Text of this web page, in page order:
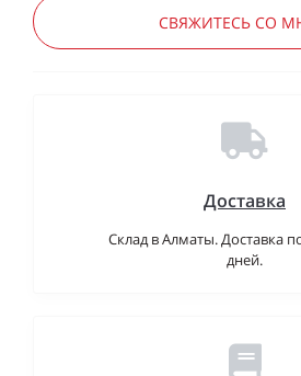
СВЯЖИТЕСЬ СО
Доставка
Склад в Алматы. Доставка
дней.